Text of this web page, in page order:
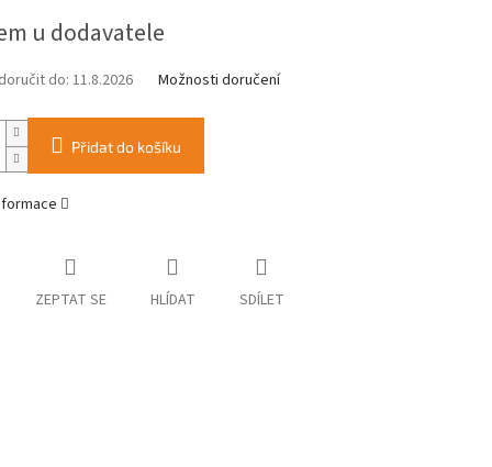
u dodavatele
do: 11.8.2026 Možnosti doručení
Přidat do košíku
ZEPTAT SE HLÍDAT SDÍLET